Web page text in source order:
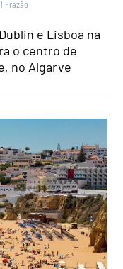
Frazão
e Lisboa na
o centro de
no Algarve